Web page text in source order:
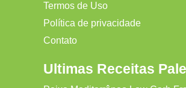
Termos de Uso
Política de privacidade
Contato
Ultimas Receitas